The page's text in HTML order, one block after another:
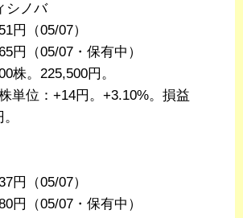
シノバ
円（05/07）
円（05/07・保有中）
株。225,500円。
単位：+14円。+3.10%。損益
円（05/07）
円（05/07・保有中）